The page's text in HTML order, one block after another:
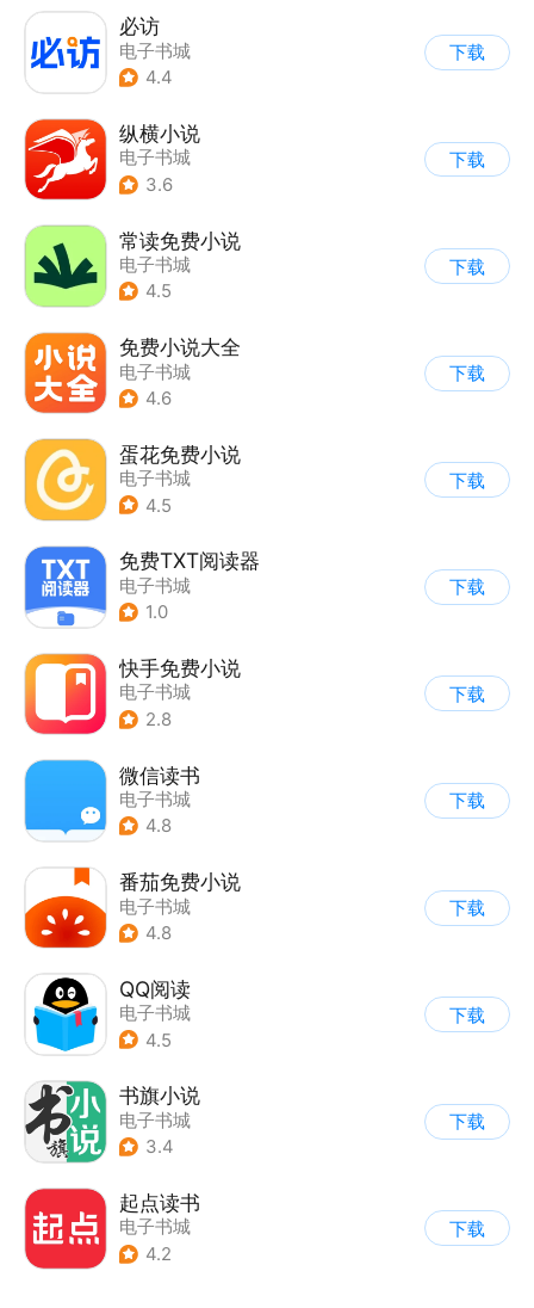
必访
电子书城
4.4
下载
纵横小说
电子书城
3.6
下载
常读免费小说
电子书城
4.5
下载
免费小说大全
电子书城
4.6
下载
蛋花免费小说
电子书城
4.5
下载
免费TXT阅读器
电子书城
1.0
下载
快手免费小说
电子书城
2.8
下载
微信读书
电子书城
4.8
下载
番茄免费小说
电子书城
4.8
下载
QQ阅读
电子书城
4.5
下载
书旗小说
电子书城
3.4
下载
起点读书
电子书城
4.2
下载